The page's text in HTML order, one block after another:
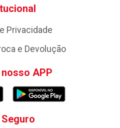
Privacidade
e Devolução
APP